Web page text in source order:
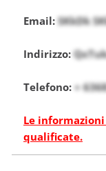
Email: SKkDk
Indirizzo:
Telefono: +
Le
qualificate.